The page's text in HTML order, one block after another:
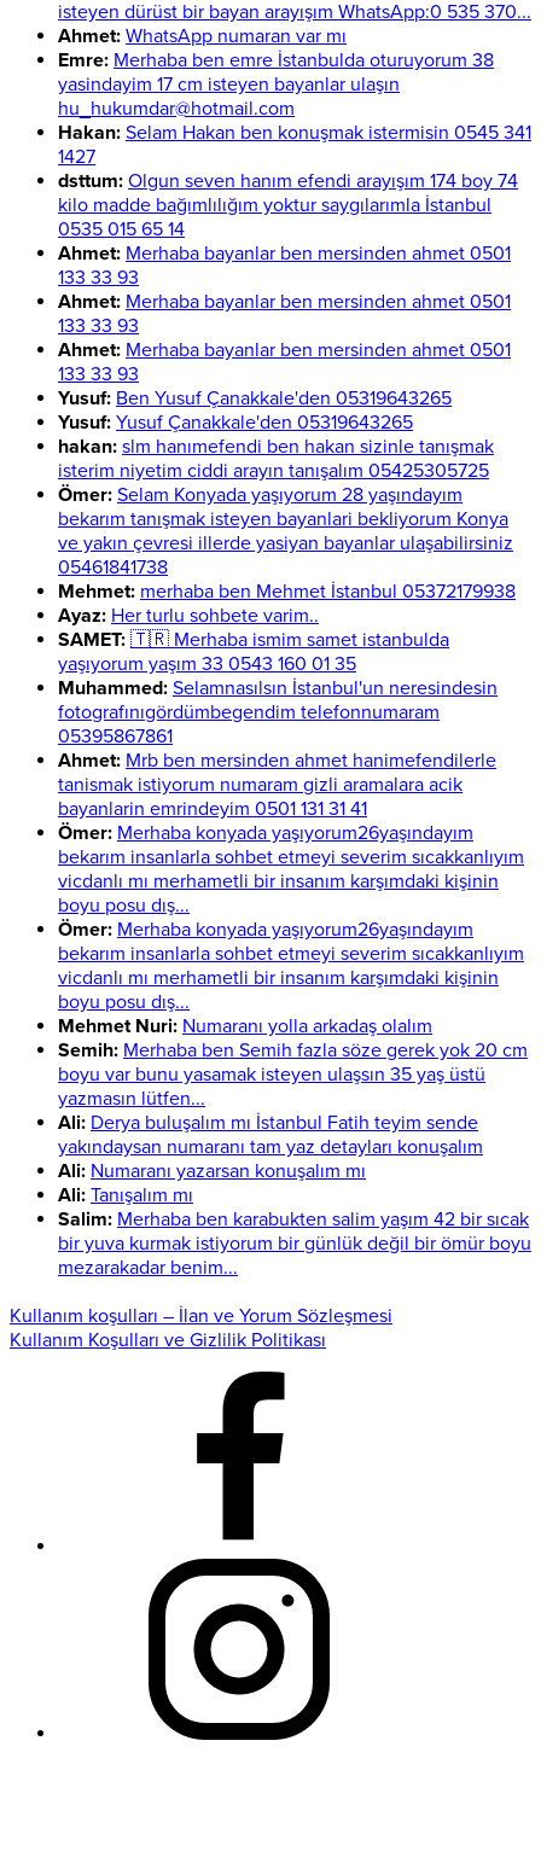
isteyen dürüst bir bayan arayışım WhatsApp:0 535 370...
Ahmet: WhatsApp numaran var mı
Emre: Merhaba ben emre İstanbulda oturuyorum 38
yasindayim 17 cm isteyen bayanlar ulaşın
hu_hukumdar@hotmail.com
Hakan: Selam Hakan ben konuşmak istermisin 0545 341
1427
dsttum: Olgun seven hanım efendi arayışım 174 boy 74
kilo madde bağımlılığım yoktur saygılarımla İstanbul
0535 015 65 14
Ahmet: Merhaba bayanlar ben mersinden ahmet 0501
133 33 93
Ahmet: Merhaba bayanlar ben mersinden ahmet 0501
133 33 93
Ahmet: Merhaba bayanlar ben mersinden ahmet 0501
133 33 93
Yusuf: Ben Yusuf Çanakkale'den 05319643265
Yusuf: Yusuf Çanakkale'den 05319643265
hakan: slm hanımefendi ben hakan sizinle tanışmak
isterim niyetim ciddi arayın tanışalım 05425305725
Ömer: Selam Konyada yaşıyorum 28 yaşındayım
bekarım tanışmak isteyen bayanlari bekliyorum Konya
ve yakın çevresi illerde yasiyan bayanlar ulaşabilirsiniz
05461841738
Mehmet: merhaba ben Mehmet İstanbul 05372179938
Ayaz: Her turlu sohbete varim..
SAMET: 🇹🇷 Merhaba ismim samet istanbulda
yaşıyorum yaşım 33 0543 160 01 35
Muhammed: Selamnasılsın İstanbul'un neresindesin
fotografınıgördümbegendim telefonnumaram
05395867861
Ahmet: Mrb ben mersinden ahmet hanimefendilerle
tanismak istiyorum numaram gizli aramalara acik
bayanlarin emrindeyim 0501 131 31 41
Ömer: Merhaba konyada yaşıyorum26yaşındayım
bekarım insanlarla sohbet etmeyi severim sıcakkanlıyım
vicdanlı mı merhametli bir insanım karşımdaki kişinin
boyu posu dış...
Ömer: Merhaba konyada yaşıyorum26yaşındayım
bekarım insanlarla sohbet etmeyi severim sıcakkanlıyım
vicdanlı mı merhametli bir insanım karşımdaki kişinin
boyu posu dış...
Mehmet Nuri: Numaranı yolla arkadaş olalım
Semih: Merhaba ben Semih fazla söze gerek yok 20 cm
boyu var bunu yasamak isteyen ulaşsın 35 yaş üstü
yazmasın lütfen...
Ali: Derya buluşalım mı İstanbul Fatih teyim sende
yakındaysan numaranı tam yaz detayları konuşalım
Ali: Numaranı yazarsan konuşalım mı
Ali: Tanışalım mı
Salim: Merhaba ben karabukten salim yaşım 42 bir sıcak
bir yuva kurmak istiyorum bir günlük değil bir ömür boyu
mezarakadar benim...
Kullanım koşulları – İlan ve Yorum Sözleşmesi
Kullanım Koşulları ve Gizlilik Politikası